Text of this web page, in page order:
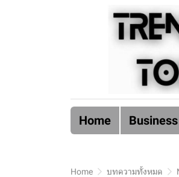
Home Business
Home บทความทั้งหมด